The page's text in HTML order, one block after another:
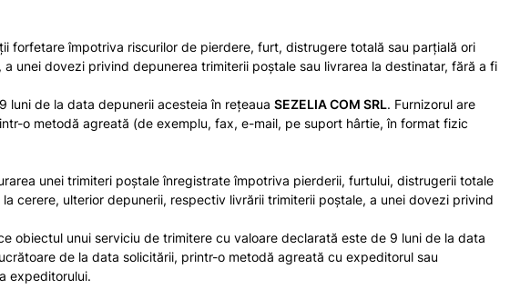
forfetare împotriva riscurilor de pierdere, furt, distrugere totală sau parţială ori
unei dovezi privind depunerea trimiterii poștale sau livrarea la destinatar, fără a fi
luni de la data depunerii acesteia în rețeaua SEZELIA COM SRL. Furnizorul are
o metodă agreată (de exemplu, fax, e-mail, pe suport hârtie, în format fizic
unei trimiteri poştale înregistrate împotriva pierderii, furtului, distrugerii totale
cerere, ulterior depunerii, respectiv livrării trimiterii poștale, a unei dovezi privind
unui serviciu de trimitere cu valoare declarată este de 9 luni de la data
de la data solicitării, printr-o metodă agreată cu expeditorul sau
expeditorului.